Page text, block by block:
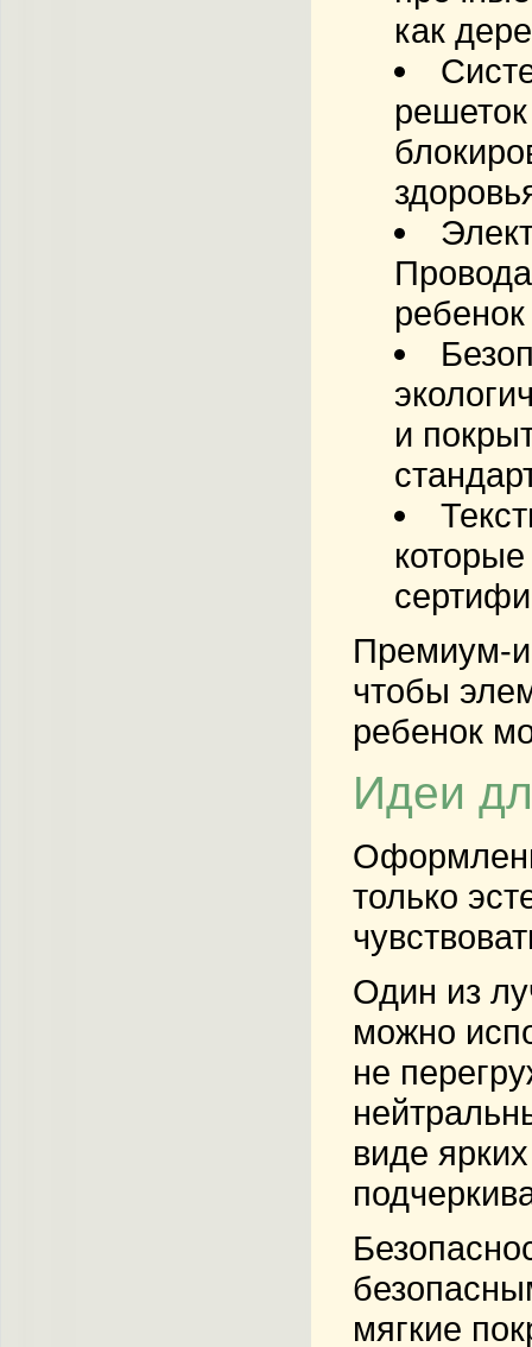
как
и
Премиум-
чтобы
ребенок
Идеи
только
Один из
можно
не
виде
мягкие